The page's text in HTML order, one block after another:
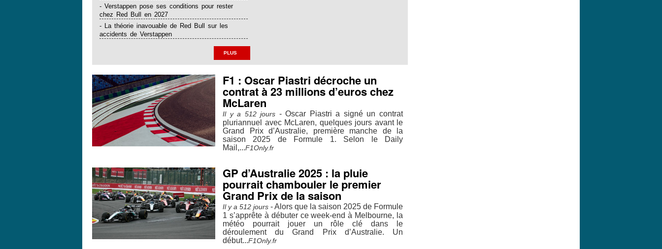
- Verstappen pose ses conditions pour rester
chez Red Bull en 2027
- La théorie inavouable de Red Bull sur les
accidents de Verstappen
PLUS
F1 : Oscar Piastri décroche un
contrat à 23 millions d’euros chez
McLaren
Il y a 512 jours - Oscar Piastri a signé un contrat
pluriannuel avec McLaren, quelques jours avant le
Grand Prix d’Australie, première manche de la
saison 2025 de Formule 1. Selon le Daily
Mail,...F1Only.fr
GP d’Australie 2025 : la pluie
pourrait chambouler le premier
Grand Prix de la saison
Il y a 512 jours - Alors que la saison 2025 de Formule
1 s’apprête à débuter ce week-end à Melbourne, la
météo pourrait jouer un rôle clé dans le
déroulement du Grand Prix d’Australie. Un
début...F1Only.fr